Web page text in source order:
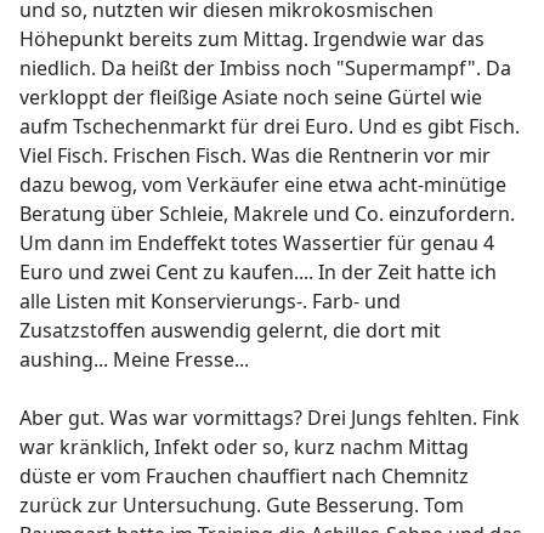
und so, nutzten wir diesen mikrokosmischen
Höhepunkt bereits zum Mittag. Irgendwie war das
niedlich. Da heißt der Imbiss noch "Supermampf". Da
verkloppt der fleißige Asiate noch seine Gürtel wie
aufm Tschechenmarkt für drei Euro. Und es gibt Fisch.
Viel Fisch. Frischen Fisch. Was die Rentnerin vor mir
dazu bewog, vom Verkäufer eine etwa acht-minütige
Beratung über Schleie, Makrele und Co. einzufordern.
Um dann im Endeffekt totes Wassertier für genau 4
Euro und zwei Cent zu kaufen.... In der Zeit hatte ich
alle Listen mit Konservierungs-. Farb- und
Zusatzstoffen auswendig gelernt, die dort mit
aushing... Meine Fresse...
Aber gut. Was war vormittags? Drei Jungs fehlten. Fink
war kränklich, Infekt oder so, kurz nachm Mittag
düste er vom Frauchen chauffiert nach Chemnitz
zurück zur Untersuchung. Gute Besserung. Tom